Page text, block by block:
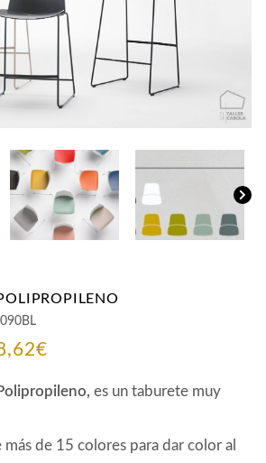
€Rango
de
desde
, es un taburete muy
más de 15 colores para dar color al